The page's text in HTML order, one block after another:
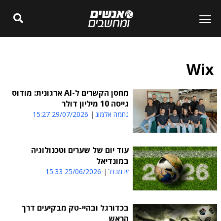
Wix
מחסן הקשרים ל-AI ארגונית: מודוס
גייסה 10 מיליון דולר
נחמה אלמוג 29/07/2026 15:27
עוד יום של שערים וטכנולוגיה
במונדיאל
זיו מנדל 25/06/2026 15:33
בכדורגל ובהיי-טק מבקיעים דרך
הראש